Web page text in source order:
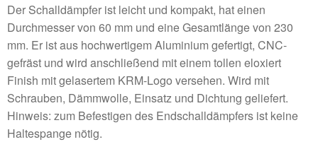
Der Schalldämpfer ist leicht und kompakt, hat einen
Durchmesser von 60 mm und eine Gesamtlänge von 230
mm. Er ist aus hochwertigem Aluminium gefertigt, CNC-
gefräst und wird anschließend mit einem tollen eloxiert
Finish mit gelasertem KRM-Logo versehen. Wird mit
Schrauben, Dämmwolle, Einsatz und Dichtung geliefert.
Hinweis: zum Befestigen des Endschalldämpfers ist keine
Haltespange nötig.